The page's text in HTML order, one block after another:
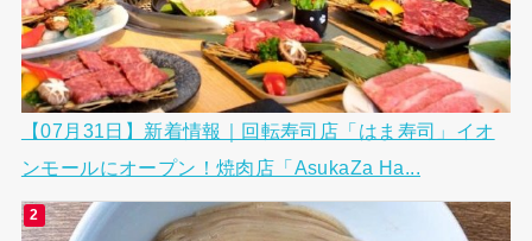
【07月31日】新着情報｜回転寿司店「はま寿司」イオ
ンモールにオープン！焼肉店「AsukaZa Ha...